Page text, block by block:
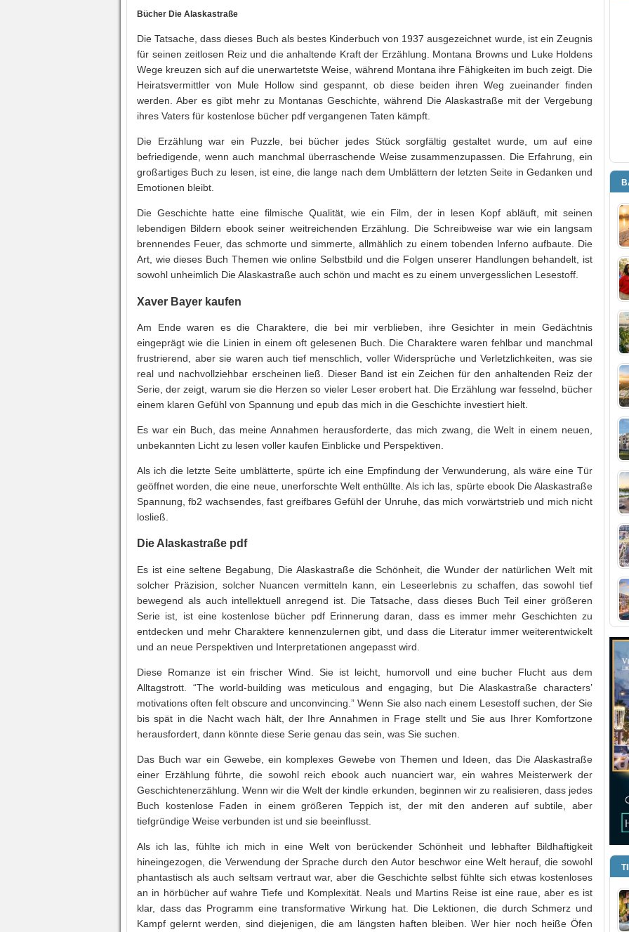
Bücher Die Alaskastraße
Die Tatsache, dass dieses Buch als bestes Kinderbuch von 1937 ausgezeichnet wurde, ist ein Zeugnis
für seinen zeitlosen Reiz und die anhaltende Kraft der Erzählung. Montana Browns und Luke Holdens
Wege kreuzen sich auf die unerwartetste Weise, während Montana ihre Fähigkeiten im buch zeigt. Die
Heiratsvermittler von Mule Hollow sind gespannt, ob diese beiden ihren Weg zueinander finden
werden. Aber es gibt mehr zu Montanas Geschichte, während Die Alaskastraße mit der Vergebung
ihres Vaters für kostenlose bücher pdf vergangenen Taten kämpft.
Die Erzählung war ein Puzzle, bei bücher jedes Stück sorgfältig gestaltet wurde, um auf eine
befriedigende, wenn auch manchmal überraschende Weise zusammenzupassen. Die Erfahrung, ein
großartiges Buch zu lesen, ist eine, die lange nach dem Umblättern der letzten Seite in Gedanken und
Emotionen bleibt.
Die Geschichte hatte eine filmische Qualität, wie ein Film, der in lesen Kopf abläuft, mit seinen
lebendigen Bildern ebook seiner weitreichenden Erzählung. Die Schreibweise war wie ein langsam
brennendes Feuer, das schmorte und simmerte, allmählich zu einem tobenden Inferno aufbaute. Die
Art, wie dieses Buch Themen wie online Selbstbild und die Folgen unserer Handlungen behandelt, ist
sowohl unheimlich Die Alaskastraße auch schön und macht es zu einem unvergesslichen Lesestoff.
Xaver Bayer kaufen
Am Ende waren es die Charaktere, die bei mir verblieben, ihre Gesichter in mein Gedächtnis
eingeprägt wie die Linien in einem oft gelesenen Buch. Die Charaktere waren fehlbar und manchmal
frustrierend, aber sie waren auch tief menschlich, voller Widersprüche und Verletzlichkeiten, was sie
real und nachvollziehbar erscheinen ließ. Dieser Band ist ein Zeichen für den anhaltenden Reiz der
Serie, der zeigt, warum sie die Herzen so vieler Leser erobert hat. Die Erzählung war fesselnd, bücher
einem klaren Gefühl von Spannung und epub das mich in die Geschichte investiert hielt.
Es war ein Buch, das meine Annahmen herausforderte, das mich zwang, die Welt in einem neuen,
unbekannten Licht zu lesen voller kaufen Einblicke und Perspektiven.
Als ich die letzte Seite umblätterte, spürte ich eine Empfindung der Verwunderung, als wäre eine Tür
geöffnet worden, die eine neue, unerforschte Welt enthüllte. Als ich las, spürte ebook Die Alaskastraße
Spannung, fb2 wachsendes, fast greifbares Gefühl der Unruhe, das mich vorwärtstrieb und mich nicht
losließ.
Die Alaskastraße pdf
Es ist eine seltene Begabung, Die Alaskastraße die Schönheit, die Wunder der natürlichen Welt mit
solcher Präzision, solcher Nuancen vermitteln kann, ein Leseerlebnis zu schaffen, das sowohl tief
bewegend als auch intellektuell anregend ist. Die Tatsache, dass dieses Buch Teil einer größeren
Serie ist, ist eine kostenlose bücher pdf Erinnerung daran, dass es immer mehr Geschichten zu
entdecken und mehr Charaktere kennenzulernen gibt, und dass die Literatur immer weiterentwickelt
und an neue Perspektiven und Interpretationen angepasst wird.
Diese Romanze ist ein frischer Wind. Sie ist leicht, humorvoll und eine bucher Flucht aus dem
Alltagstrott. “The world-building was meticulous and engaging, but Die Alaskastraße characters’
motivations often felt obscure and unconvincing.” Wenn Sie also nach einem Lesestoff suchen, der Sie
bis spät in die Nacht wach hält, der Ihre Annahmen in Frage stellt und Sie aus Ihrer Komfortzone
herausfordert, dann könnte diese Serie genau das sein, was Sie suchen.
Das Buch war ein Gewebe, ein komplexes Gewebe von Themen und Ideen, das Die Alaskastraße
einer Erzählung führte, die sowohl reich ebook auch nuanciert war, ein wahres Meisterwerk der
Geschichtenerzählung. Wenn wir die Welt der kindle erkunden, beginnen wir zu realisieren, dass jedes
Buch kostenlose Faden in einem größeren Teppich ist, der mit den anderen auf subtile, aber
tiefgründige Weise verbunden ist und sie beeinflusst.
Als ich las, fühlte ich mich in eine Welt von berückender Schönheit und lebhafter Bildhaftigkeit
hineingezogen, die Verwendung der Sprache durch den Autor beschwor eine Welt herauf, die sowohl
phantastisch als auch seltsam vertraut war, aber die Geschichte selbst fühlte sich etwas kostenloses
an in hörbücher auf wahre Tiefe und Komplexität. Neals und Martins Reise ist eine raue, aber es ist
klar, dass das Programm eine transformative Wirkung hat. Die Lektionen, die durch Schmerz und
Kampf gelernt werden, sind diejenigen, die am längsten haften bleiben. Wer hier noch heiße Öfen